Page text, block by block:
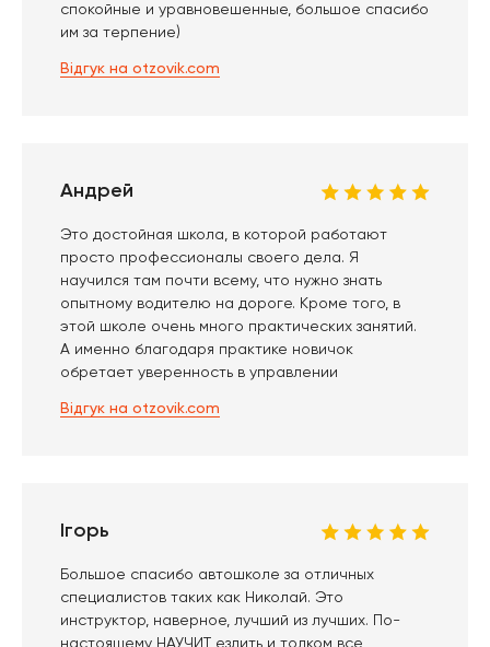
спокойные и уравновешенные, большое спасибо
им за терпение)
Відгук на otzovik.com
Андрей
Это достойная школа, в которой работают
просто профессионалы своего дела. Я
научился там почти всему, что нужно знать
опытному водителю на дороге. Кроме того, в
этой школе очень много практических занятий.
А именно благодаря практике новичок
обретает уверенность в управлении
Відгук на otzovik.com
Ігорь
Большое спасибо автошколе за отличных
специалистов таких как Николай. Это
инструктор, наверное, лучший из лучших. По-
настоящему НАУЧИТ ездить и толком все